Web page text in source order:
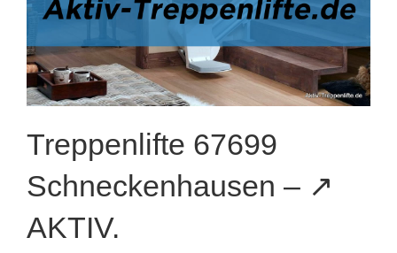
Treppenlifte 67699
Schneckenhausen – ↗️
AKTIV.